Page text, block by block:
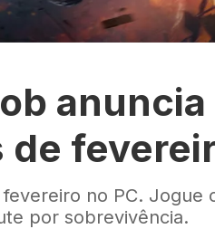
de
no PC. Jogue
por sobrevivência.